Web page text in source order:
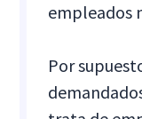
empleados
Por